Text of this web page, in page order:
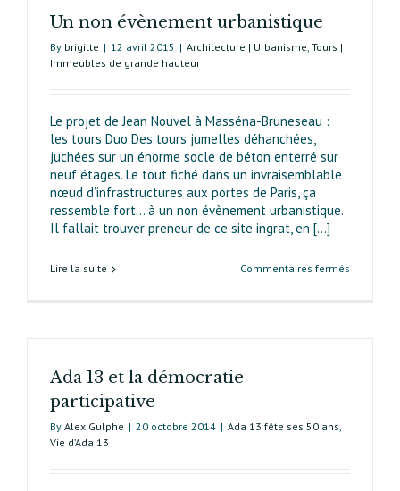
Un non évènement urbanistique
By brigitte | 12 avril 2015 | Architecture | Urbanisme, Tours |
Immeubles de grande hauteur
Le projet de Jean Nouvel à Masséna-Bruneseau :
les tours Duo Des tours jumelles déhanchées,
juchées sur un énorme socle de béton enterré sur
neuf étages. Le tout fiché dans un invraisemblable
nœud d’infrastructures aux portes de Paris, ça
ressemble fort… à un non évènement urbanistique.
Il fallait trouver preneur de ce site ingrat, en [...]
Lire la suite Commentaires fermés
Ada 13 et la démocratie
participative
By Alex Gulphe | 20 octobre 2014 | Ada 13 fête ses 50 ans,
Vie d’Ada 13